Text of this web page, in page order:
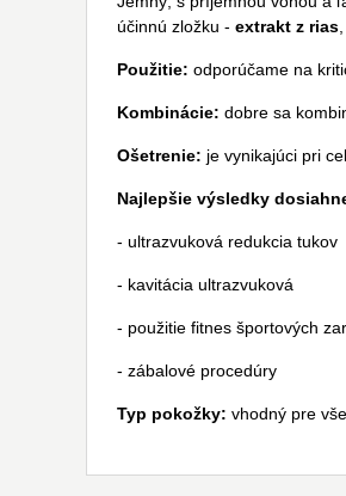
účinnú zložku - extrakt z rias
Použitie: odporúčame na
Kombinácie: dobre sa
Ošetrenie: je vynikajúci pri
Najlepšie výsledky
- ultrazvuková redukcia tukov
- kavitácia ultrazvuková
- použitie fitnes športových
- zábalové procedúry
Typ pokožky: vhodný pre